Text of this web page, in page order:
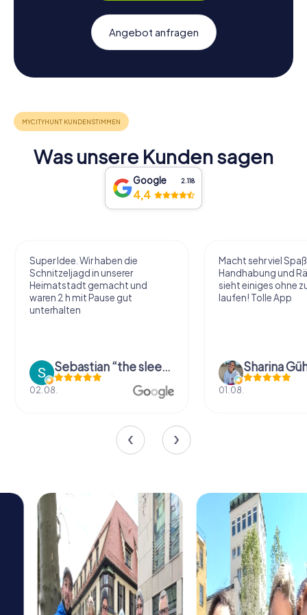
Angebot anfragen
Was unsere Kunden sagen
Google 2.118
4,4
Super Idee. Wir haben die
Schnitzeljagd in unserer
Heimatstadt gemacht und
waren 2 h mit Pause gut
unterhalten
Sebastian “the sleeping Boxer Dog” Röhner
02.08.
Macht sehr viel
Handhabung und
sieht einiges ohne
laufen! Tolle App
Sharina
01.08.